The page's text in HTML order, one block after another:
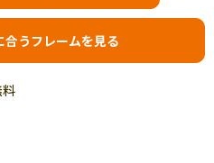
合うフレームを見る